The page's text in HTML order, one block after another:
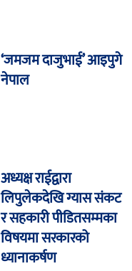
‘जमजम दाजुभाई’ आइपुगे
नेपाल
अध्यक्ष राईद्वारा
लिपुलेकदेखि ग्यास संकट
र सहकारी पीडितसम्मका
विषयमा सरकारको
ध्यानाकर्षण